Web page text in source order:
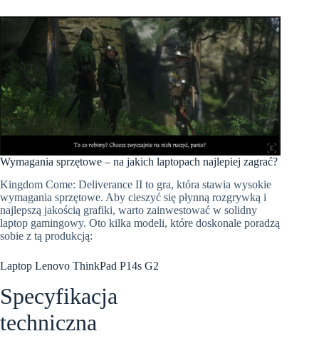
Wymagania sprzętowe – na jakich laptopach najlepiej zagrać?
Kingdom Come: Deliverance II to gra, która stawia wysokie
wymagania sprzętowe. Aby cieszyć się płynną rozgrywką i
najlepszą jakością grafiki, warto zainwestować w solidny
laptop gamingowy. Oto kilka modeli, które doskonale poradzą
sobie z tą produkcją:
Laptop Lenovo ThinkPad P14s G2
Specyfikacja
techniczna